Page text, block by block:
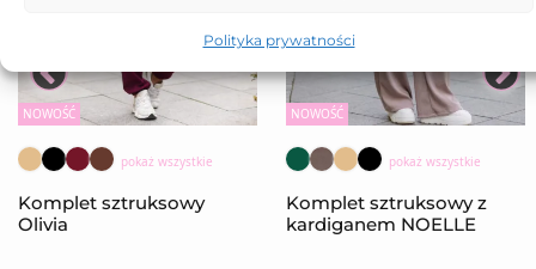
Polityka prywatności
NOWOŚĆ
pokaż wszystkie
Komplet sztruksowy
Olivia
NOWOŚĆ
pokaż wszystkie
Komplet sztruksowy z
kardiganem NOELLE